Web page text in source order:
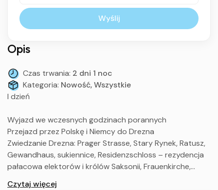
Opis
Czas trwania: 2 dni 1 noc
Kategoria: Nowość, Wszystkie
I dzień
Wyjazd we wczesnych godzinach porannych
Przejazd przez Polskę i Niemcy do Drezna
Zwiedzanie Drezna: Prager Strasse, Stary Rynek, Ratusz,
Gewandhaus, sukiennice, Residenzschloss – rezydencja
pałacowa elektorów i królów Saksonii, Frauenkirche,
Czytaj więcej
Wyślij